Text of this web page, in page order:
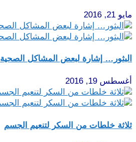
مايو 21, 2016
البثور… إشارة لبعض المشاكل الصحية
أغسطس 19, 2016
ثلاثة خلطات من السكر لتنعيم الجسم